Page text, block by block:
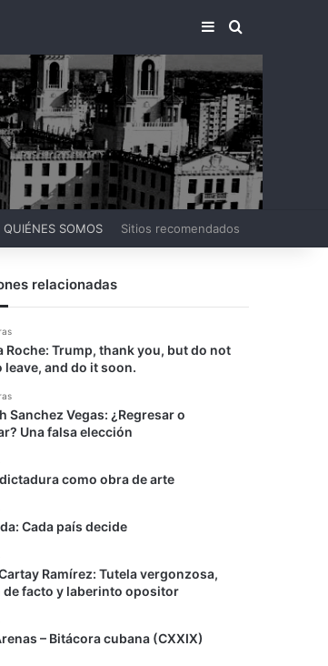
BARRA LATERAL
BUSCAR
QUIÉNES SOMOS Sitios recomendados
relacionadas
Roche: Trump, thank you, but do not
leave, and do it soon.
Sanchez Vegas: ¿Regresar o
Una falsa elección
como obra de arte
Cada país decide
Ramírez: Tutela vergonzosa,
de facto y laberinto opositor
– Bitácora cubana (CXXIX)